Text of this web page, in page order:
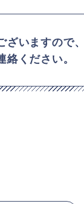
いますので、
ください。